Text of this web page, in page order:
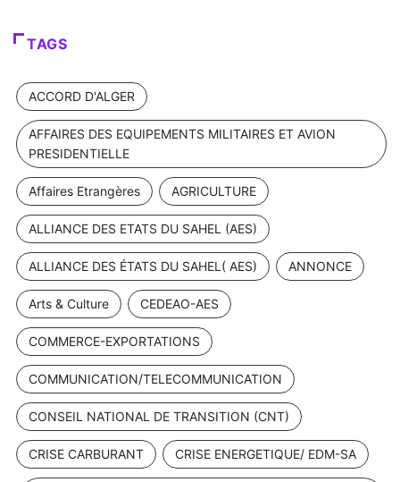
TAGS
ACCORD D'ALGER
AFFAIRES DES EQUIPEMENTS MILITAIRES ET AVION
PRESIDENTIELLE
Affaires Etrangères AGRICULTURE
ALLIANCE DES ETATS DU SAHEL (AES)
ALLIANCE DES ÉTATS DU SAHEL( AES) ANNONCE
Arts & Culture CEDEAO-AES
COMMERCE-EXPORTATIONS
COMMUNICATION/TELECOMMUNICATION
CONSEIL NATIONAL DE TRANSITION (CNT)
CRISE CARBURANT CRISE ENERGETIQUE/ EDM-SA